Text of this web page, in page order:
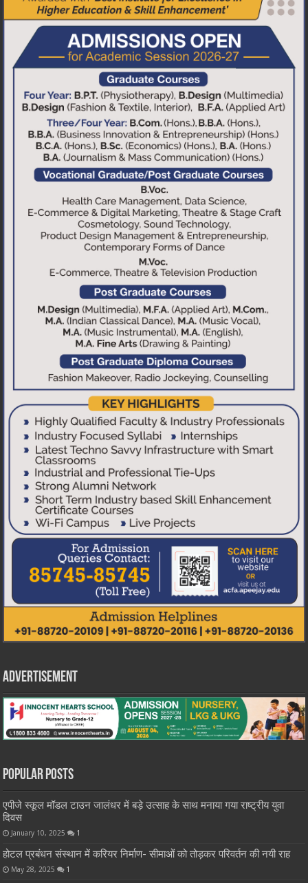
Advertisement
Popular Posts
एपीजे स्कूल मॉडल टाउन जालंधर में बड़े उत्साह के साथ मनाया गया राष्ट्रीय युवा
दिवस
January 10, 2025 1
होटल प्रबंधन संस्थान में करियर निर्माण- सीमाओं को तोड़कर परिवर्तन की नयी राह
May 28, 2025 1